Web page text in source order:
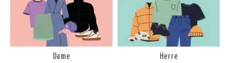
Dame Herre